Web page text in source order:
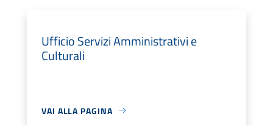
Ufficio Servizi Amministrativi e
Culturali
VAI ALLA PAGINA